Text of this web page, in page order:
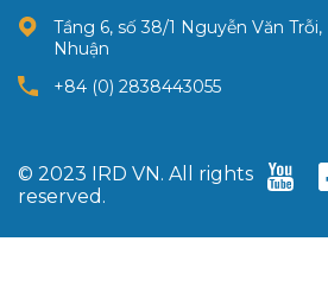
Tầng 6, số 38/1 Nguyễn Văn
Nhuận
+84 (0) 2838443055
© 2023 IRD VN. All rights
reserved.